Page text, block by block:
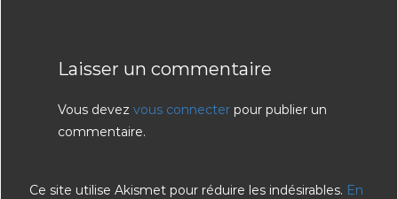
Laisser un commentaire
Vous devez vous connecter pour publier un
commentaire.
Ce site utilise Akismet pour réduire les indésirables. En